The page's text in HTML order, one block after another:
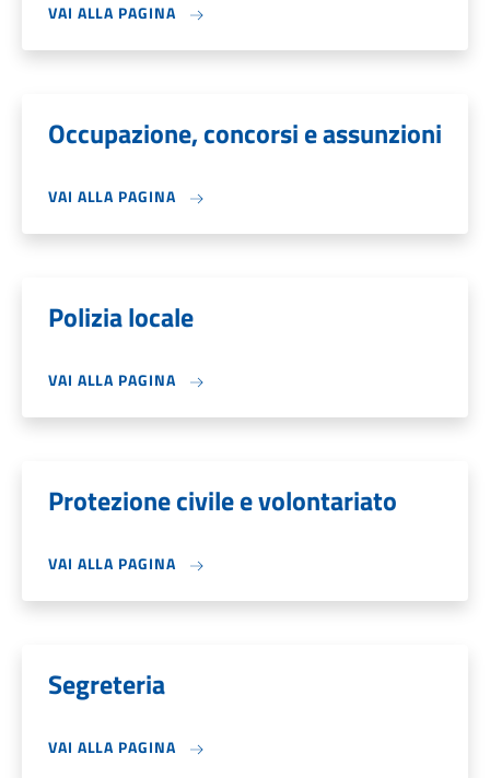
VAI ALLA PAGINA
Occupazione, concorsi e assunzioni
VAI ALLA PAGINA
Polizia locale
VAI ALLA PAGINA
Protezione civile e volontariato
VAI ALLA PAGINA
Segreteria
VAI ALLA PAGINA